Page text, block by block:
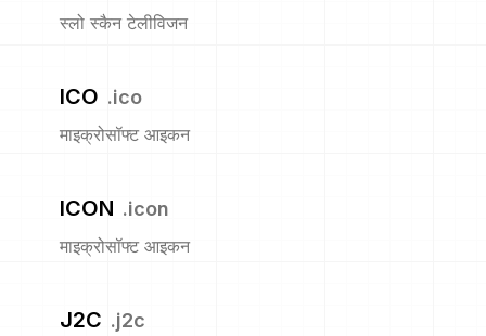
स्लो स्कैन टेलीविजन
ICO .ico
माइक्रोसॉफ्ट आइकन
ICON .icon
माइक्रोसॉफ्ट आइकन
J2C .j2c